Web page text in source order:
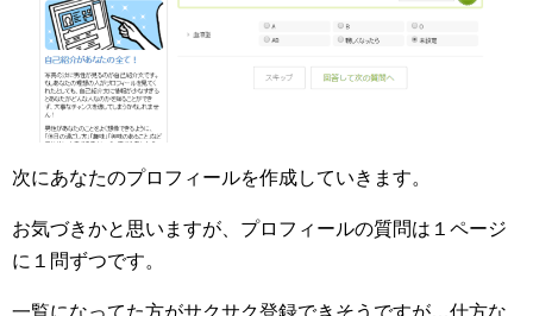
次にあなたのプロフィールを作成していきます。
お気づきかと思いますが、プロフィールの質問は１ページ
に１問ずつです。
一覧になってた方がサクサク登録できそうですが…仕方な